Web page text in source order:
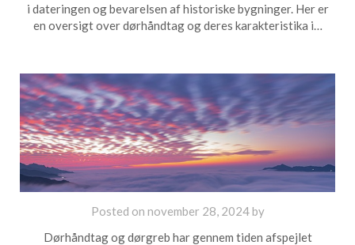
i dateringen og bevarelsen af historiske bygninger. Her er
en oversigt over dørhåndtag og deres karakteristika i…
Posted on november 28, 2024by
Dørhåndtag og dørgreb har gennem tiden afspejlet